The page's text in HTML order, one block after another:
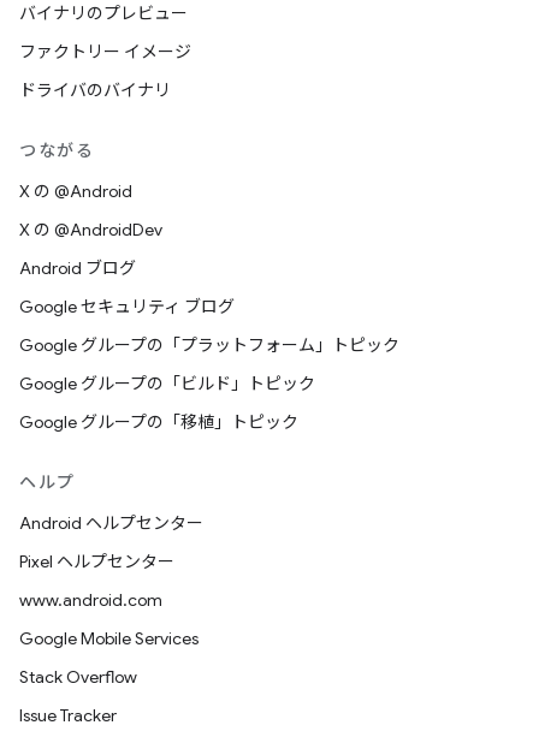
バイナリのプレビュー
ファクトリー イメージ
ドライバのバイナリ
つながる
X の @Android
X の @AndroidDev
Android ブログ
Google セキュリティ ブログ
Google グループの「プラットフォーム」トピック
Google グループの「ビルド」トピック
Google グループの「移植」トピック
ヘルプ
Android ヘルプセンター
Pixel ヘルプセンター
www.android.com
Google Mobile Services
Stack Overflow
Issue Tracker